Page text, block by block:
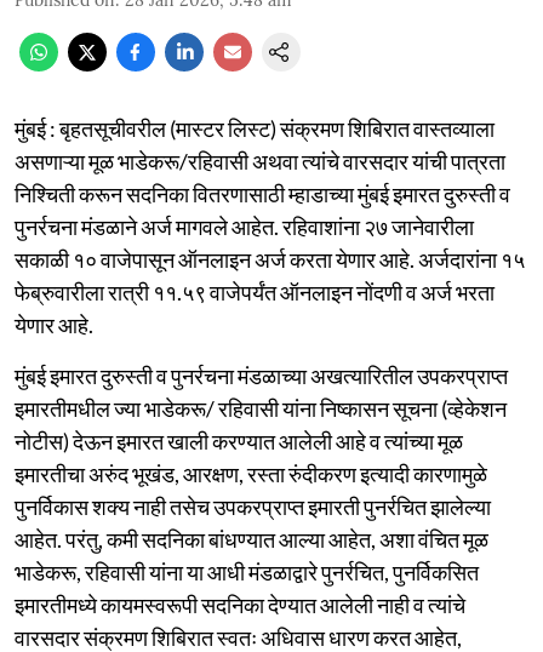
मुंबई : बृहतसूचीवरील (मास्टर लिस्ट) संक्रमण शिबिरात वास्तव्याला
असणाऱ्या मूळ भाडेकरू/रहिवासी अथवा त्यांचे वारसदार यांची पात्रता
निश्चिती करून सदनिका वितरणासाठी म्हाडाच्या मुंबई इमारत दुरुस्ती व
पुनर्रचना मंडळाने अर्ज मागवले आहेत. रहिवाशांना २७ जानेवारीला
सकाळी १० वाजेपासून ऑनलाइन अर्ज करता येणार आहे. अर्जदारांना १५
फेब्रुवारीला रात्री ११.५९ वाजेपर्यंत ऑनलाइन नोंदणी व अर्ज भरता
येणार आहे.
मुंबई इमारत दुरुस्ती व पुनर्रचना मंडळाच्या अखत्यारितील उपकरप्राप्त
इमारतीमधील ज्या भाडेकरू/ रहिवासी यांना निष्कासन सूचना (व्हेकेशन
नोटीस) देऊन इमारत खाली करण्यात आलेली आहे व त्यांच्या मूळ
इमारतीचा अरुंद भूखंड, आरक्षण, रस्ता रुंदीकरण इत्यादी कारणामुळे
पुनर्विकास शक्य नाही तसेच उपकरप्राप्त इमारती पुनर्रचित झालेल्या
आहेत. परंतु, कमी सदनिका बांधण्यात आल्या आहेत, अशा वंचित मूळ
भाडेकरू, रहिवासी यांना या आधी मंडळाद्वारे पुनर्रचित, पुनर्विकसित
इमारतीमध्ये कायमस्वरूपी सदनिका देण्यात आलेली नाही व त्यांचे
वारसदार संक्रमण शिबिरात स्वतः अधिवास धारण करत आहेत,